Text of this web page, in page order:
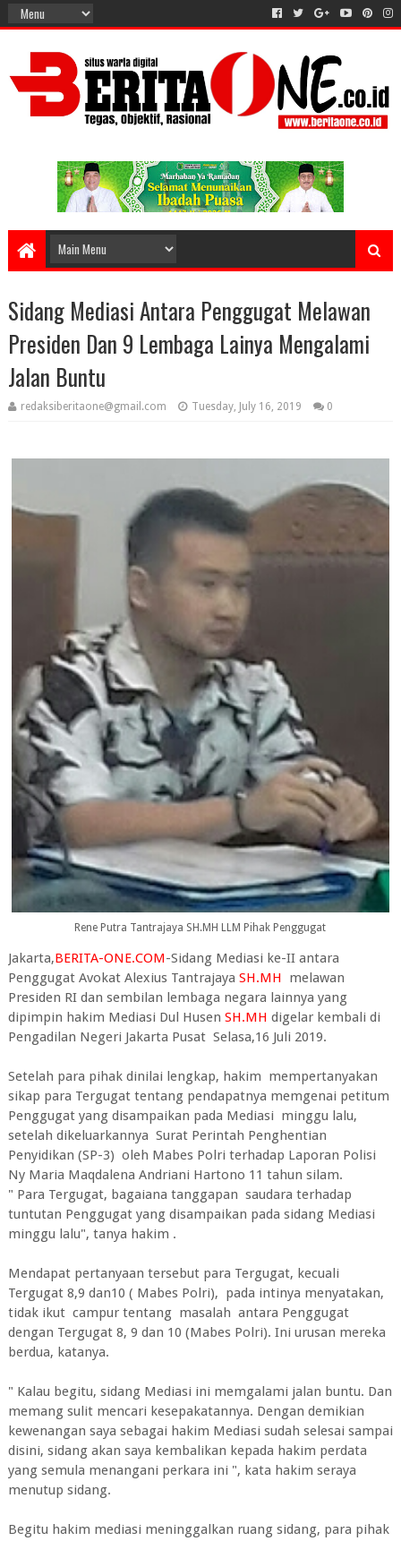
Sidang Mediasi Antara Penggugat Melawan
Presiden Dan 9 Lembaga Lainya Mengalami
Jalan Buntu
redaksiberitaone@gmail.com Tuesday, July 16, 2019 0
Rene Putra Tantrajaya SH.MH LLM Pihak Penggugat
Jakarta,BERITA-ONE.COM-Sidang Mediasi ke-II antara
Penggugat Avokat Alexius Tantrajaya SH.MH melawan
Presiden RI dan sembilan lembaga negara lainnya yang
dipimpin hakim Mediasi Dul Husen SH.MH digelar kembali di
Pengadilan Negeri Jakarta Pusat Selasa,16 Juli 2019.
Setelah para pihak dinilai lengkap, hakim mempertanyakan
sikap para Tergugat tentang pendapatnya memgenai petitum
Penggugat yang disampaikan pada Mediasi minggu lalu,
setelah dikeluarkannya Surat Perintah Penghentian
Penyidikan (SP-3) oleh Mabes Polri terhadap Laporan Polisi
Ny Maria Maqdalena Andriani Hartono 11 tahun silam.
" Para Tergugat, bagaiana tanggapan saudara terhadap
tuntutan Penggugat yang disampaikan pada sidang Mediasi
minggu lalu", tanya hakim .
Mendapat pertanyaan tersebut para Tergugat, kecuali
Tergugat 8,9 dan10 ( Mabes Polri), pada intinya menyatakan,
tidak ikut campur tentang masalah antara Penggugat
dengan Tergugat 8, 9 dan 10 (Mabes Polri). Ini urusan mereka
berdua, katanya.
" Kalau begitu, sidang Mediasi ini memgalami jalan buntu. Dan
memang sulit mencari kesepakatannya. Dengan demikian
kewenangan saya sebagai hakim Mediasi sudah selesai sampai
disini, sidang akan saya kembalikan kepada hakim perdata
yang semula menangani perkara ini ", kata hakim seraya
menutup sidang.
Begitu hakim mediasi meninggalkan ruang sidang, para pihak